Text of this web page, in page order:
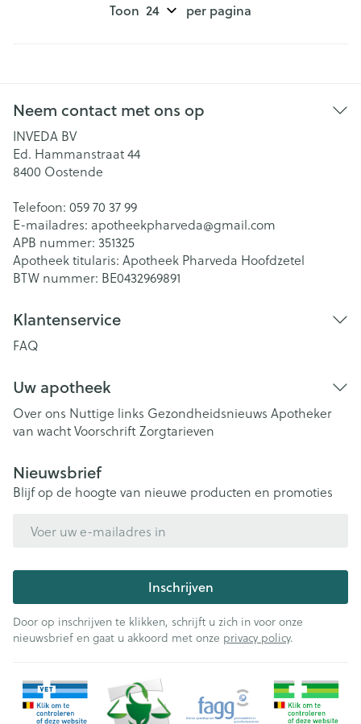
Toon per pagina
Neem contact met ons op
INVEDA BV
Ed. Hammanstraat 44
8400 Oostende
Telefoon: 059 70 37 99
E-mailadres: apotheekpharveda@gmail.com
APB nummer: 351325
Apotheek titularis: Apotheek Pharveda Hoofdzetel
BTW nummer: BE0432969891
Klantenservice
FAQ
Uw apotheek
Over ons Nuttige links Gezondheidsnieuws Apotheker
van wachtVoorschriftZorgtarieven
Nieuwsbrief
Blijf op de hoogte van nieuwe producten en promoties
Inschrijven
Door op inschrijven te klikken, schrijft u zich in voor onze
nieuwsbrief en gaat u akkoord met onze privacy policy.